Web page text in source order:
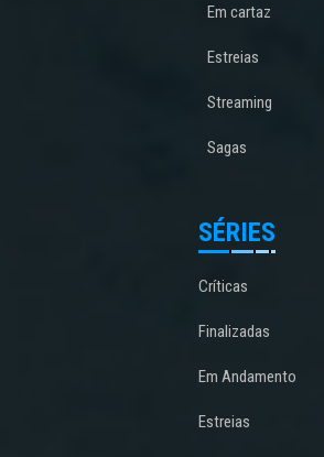
Em cartaz
Estreias
Streaming
Sagas
SÉRIES
Críticas
Finalizadas
Em Andamento
Estreias